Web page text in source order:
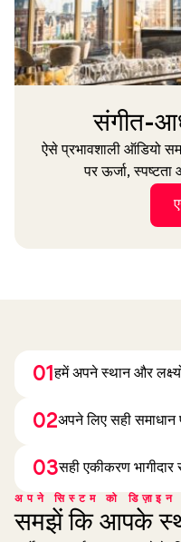
संगीत-
ऐसे प्रभावशाली ऑडियो
पर ऊर्जा,
अपने सिस्टम को डिज़ाइन
समझें कि आपके
01हमें अपने स्थान और
02अपने लिए सही समाधान
03सही एकीकरण